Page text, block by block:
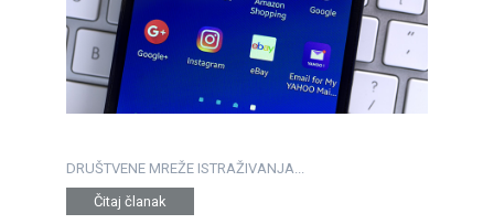
DRUŠTVENE MREŽE ISTRAŽIVANJA...
Čitaj članak